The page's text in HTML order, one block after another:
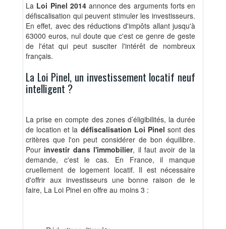
La Loi Pinel 2014annonce des arguments forts en
défiscalisation qui peuvent stimuler les investisseurs.
En effet, avec des réductions d'impôts allant jusqu'à
63000 euros, nul doute que c'est ce genre de geste
de l'état qui peut susciter l'intérêt de nombreux
français.
La Loi Pinel, un investissement locatif neuf
intelligent ?
La prise en compte des zones d’éligibilités, la durée
de location et la défiscalisation Loi Pinel sont des
critères que l'on peut considérer de bon équilibre.
Pour investir dans l'immobilier, il faut avoir de la
demande, c'est le cas. En France, il manque
cruellement de logement locatif. Il est nécessaire
d'offrir aux investisseurs une bonne raison de le
faire, La Loi Pinel en offre au moins 3 :